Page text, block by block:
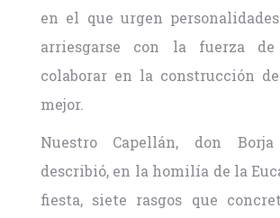
en el que urgen
arriesgarse con la fuerza
colaborar en la construcción
mejor.
Nuestro Capellán, don Borja
describió, en la homilía de la
fiesta, siete rasgos que